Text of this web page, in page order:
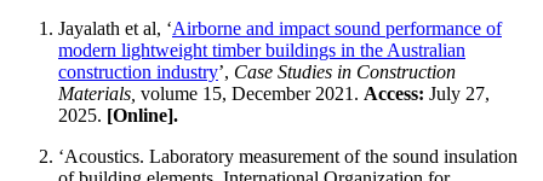
Jayalath et al, ‘Airborne and impact sound performance of
modern lightweight timber buildings in the Australian
construction industry’, Case Studies in Construction
Materials, volume 15, December 2021. Access: July 27,
2025. [Online].
‘Acoustics. Laboratory measurement of the sound insulation